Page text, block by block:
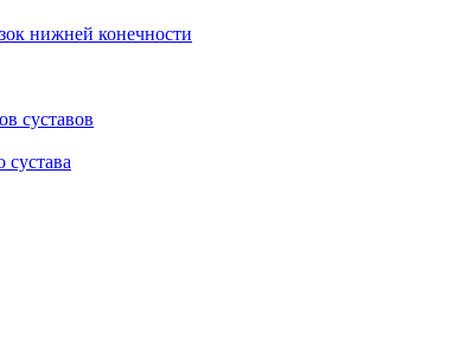
нижней конечности
суставов